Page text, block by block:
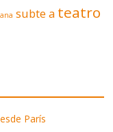
subte a teatro
París